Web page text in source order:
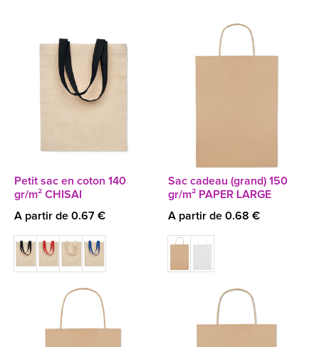
Petit sac en coton 140
gr/m² CHISAI
A partir de 0.67 €
Sac cadeau (grand) 150
gr/m² PAPER LARGE
A partir de 0.68 €